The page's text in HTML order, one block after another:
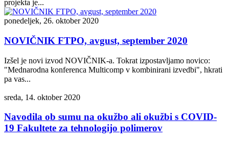
projekta je...
ponedeljek, 26. oktober 2020
NOVIČNIK FTPO, avgust, september 2020
Izšel je novi izvod NOVIČNIK-a. Tokrat izpostavljamo novico:
"Mednarodna konferenca Multicomp v kombinirani izvedbi", hkrati
pa vas...
sreda, 14. oktober 2020
Navodila ob sumu na okužbo ali okužbi s COVID-
19 Fakultete za tehnologijo polimerov